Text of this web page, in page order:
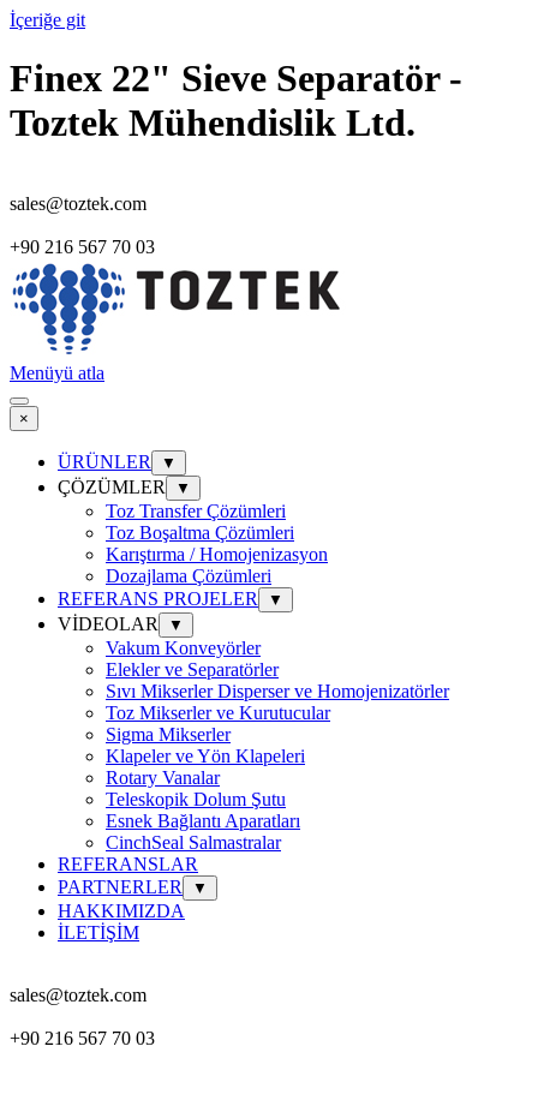
İçeriğe git
Finex 22" Sieve Separatör -
Toztek Mühendislik Ltd.
sales@toztek.com
+90 216 567 70 03
Menüyü atla
×
ÜRÜNLER ▼
ÇÖZÜMLER ▼
Toz Transfer Çözümleri
Toz Boşaltma Çözümleri
Karıştırma / Homojenizasyon
Dozajlama Çözümleri
REFERANS PROJELER
▼
VİDEOLAR ▼
Vakum Konveyörler
Elekler ve Separatörler
Sıvı Mikserler Disperser ve Homojenizatörler
Toz Mikserler ve Kurutucular
Sigma Mikserler
Klapeler ve Yön Klapeleri
Rotary Vanalar
Teleskopik Dolum Şutu
Esnek Bağlantı Aparatları
CinchSeal Salmastralar
REFERANSLAR
PARTNERLER
▼
HAKKIMIZDA
İLETİŞİM
sales@toztek.com
+90 216 567 70 03